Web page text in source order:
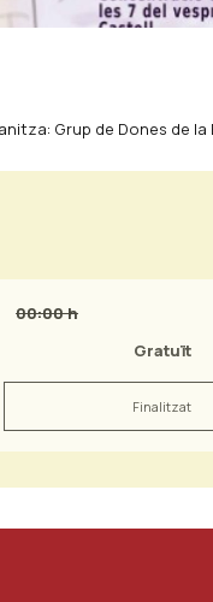
Grup de Dones de la
00:00 h
Gratuït
Finalitzat